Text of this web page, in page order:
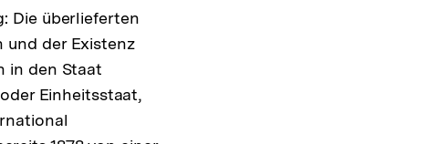
Die überlieferten
und der Existenz
in den Staat
Einheitsstaat,